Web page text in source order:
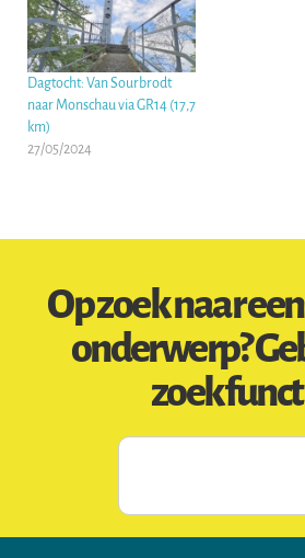
Dagtocht: Van Sourbrodt
naar Monschau via GR14 (17,7
km)
27/05/2024
Op zoek naar
onderwerp?